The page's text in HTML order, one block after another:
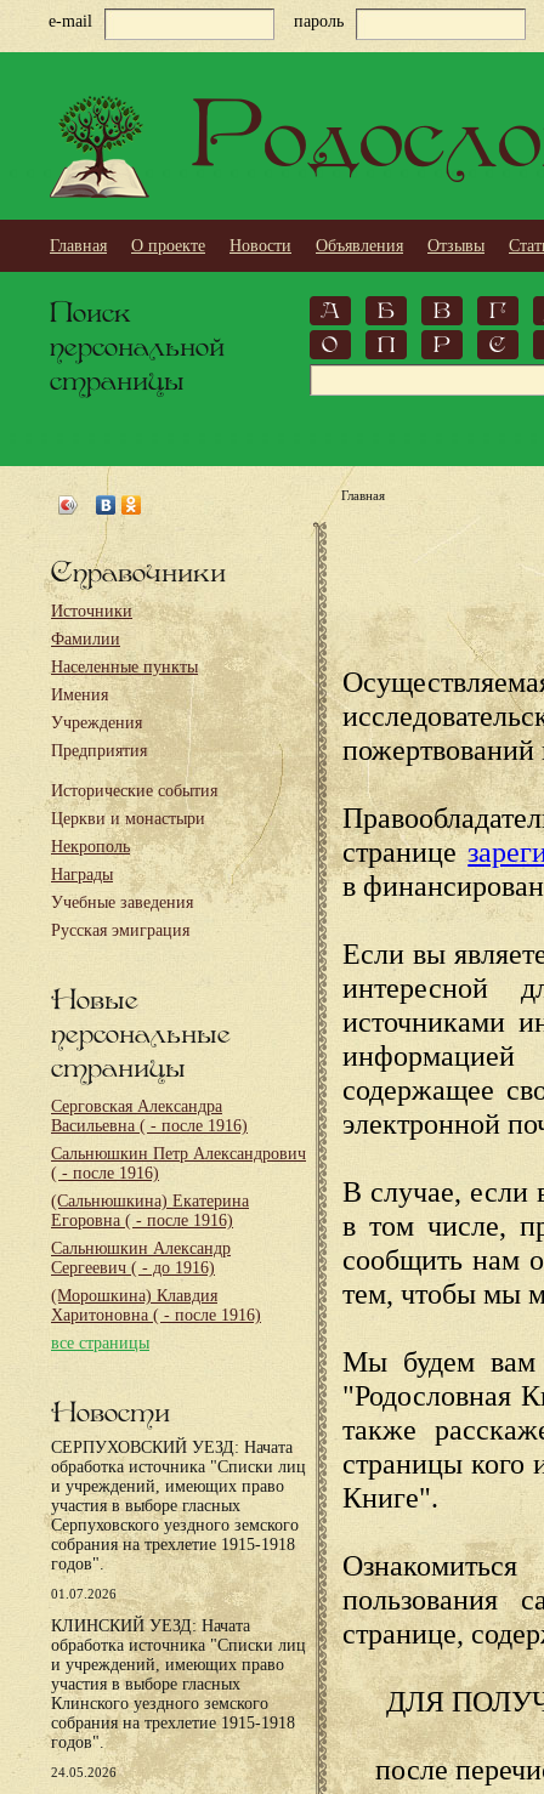
e-mail пароль
Главная О проекте Новости Объявления Отзывы
Поиск
персональной
страницы
А Б В
Г
О
П Р С
Справочники
Источники
Фамилии
Населенные пункты
Имения
Учреждения
Предприятия
Исторические события
Церкви и монастыри
Некрополь
Награды
Учебные заведения
Русская эмиграция
Новые
персональные
страницы
Серговская Александра
Васильевна ( - после 1916)
Сальнюшкин Петр Александрович
( - после 1916)
(Сальнюшкина) Екатерина
Егоровна ( - после 1916)
Сальнюшкин Александр
Сергеевич ( - до 1916)
(Морошкина) Клавдия
Харитоновна ( - после 1916)
все страницы
Новости
СЕРПУХОВСКИЙ УЕЗД: Начата
обработка источника "Списки лиц
и учреждений, имеющих право
участия в выборе гласных
Серпуховского уездного земского
собрания на трехлетие 1915-1918
годов".
01.07.2026
КЛИНСКИЙ УЕЗД: Начата
обработка источника "Списки лиц
и учреждений, имеющих право
участия в выборе гласных
Клинского уездного земского
собрания на трехлетие 1915-1918
годов".
24.05.2026
Главная
пожертвований
странице
в
Если вы
интересной
источниками
содержащее
электронной
В случае, если
в том числе,
сообщить нам
тем, чтобы мы
Мы будем вам
"Родословная
также
страницы кого
Книге".
пользования
странице,
ДЛЯ
после